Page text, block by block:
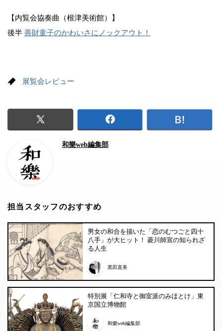
【内覧会協奏曲（根津美術館）】
後半 善財童子のかわいさにノックアウト！
展覧会レビュー
和樂web編集部
担当スタッフのおすすめ
男女の和合を描いた「恋のむつごと四十
八手」が大ヒット！ 菱川師宣の知られざ
る人生
黒田直美
特別展「仁和寺と御室派のみほとけ」東
京国立博物館
和樂web編集部